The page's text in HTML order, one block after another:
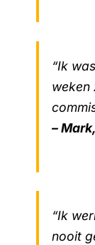
“Ik
weken
–
“Ik
nooit